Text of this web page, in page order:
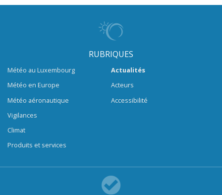
RUBRIQUES
Météo au Luxembourg
Météo en Europe
Météo aéronautique
Vigilances
Climat
Produits et services
Actualités
Acteurs
Accessibilité